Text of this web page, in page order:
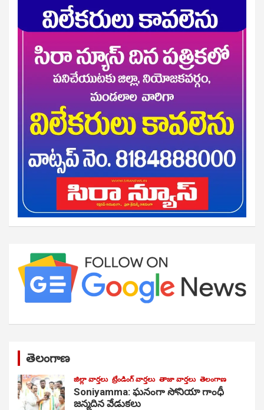
తెలంగాణ
జిల్లా వార్తలు ట్రేండింగ్ వార్తలు తాజా వార్తలు తెలంగాణ
Soniyamma: ఘ‌నంగా సోనియా గాంధీ
జ‌న్మ‌దిన వేడుక‌లు